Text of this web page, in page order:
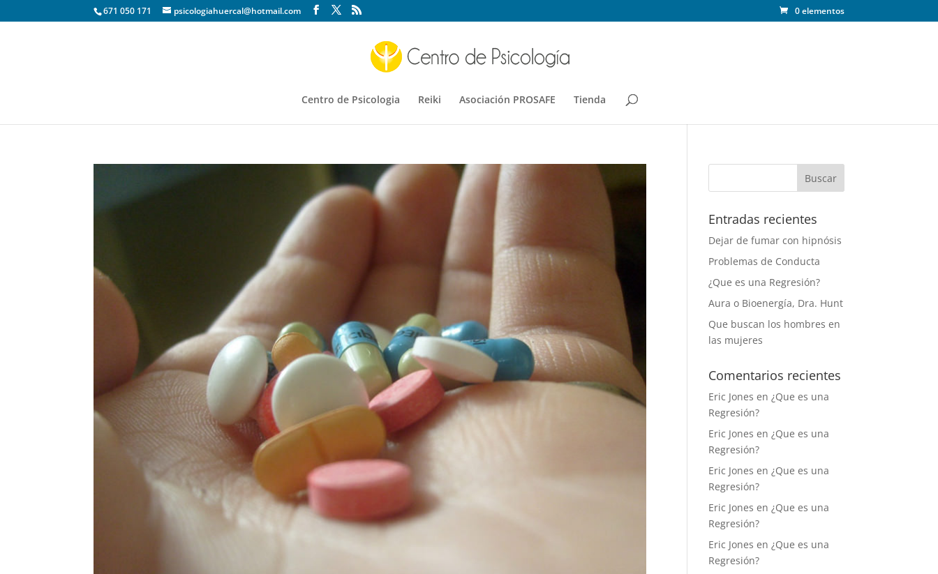
671 050 171 psicologiahuercal@hotmail.com 0 elementos
Centro de Psicologia Reiki Asociación PROSAFE Tienda
Entradas recientes
Dejar de fumar con hipnósis
Problemas de Conducta
¿Que es una Regresión?
Aura o Bioenergía, Dra. Hunt
Que buscan los hombres en
las mujeres
Comentarios recientes
Eric Jones en¿Que es una
Regresión?
Eric Jones en¿Que es una
Regresión?
Eric Jones en¿Que es una
Regresión?
Eric Jones en¿Que es una
Regresión?
Eric Jones en¿Que es una
Regresión?